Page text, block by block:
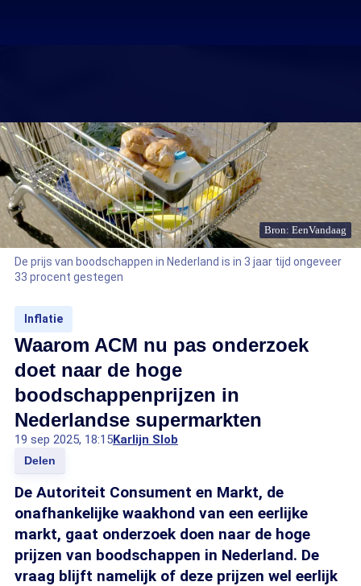
Bron: EenVandaag
De prijs van boodschappen in Nederland is in 3 jaar tijd ongeveer
33 procent gestegen
Inflatie
Waarom ACM nu pas onderzoek
doet naar de hoge
boodschappenprijzen in
Nederlandse supermarkten
19 sep 2025, 18:15Karlijn Slob
Delen
De Autoriteit Consument en Markt, de
onafhankelijke waakhond van een eerlijke
markt, gaat onderzoek doen naar de hoge
prijzen van boodschappen in Nederland. De
vraag blijft namelijk of deze prijzen wel eerlijk